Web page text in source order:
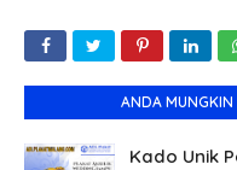
ANDA MUNGKIN
Kado Unik